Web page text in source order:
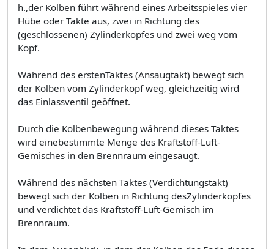
h.,der Kolben führt während eines Arbeitsspieles vier
Hübe oder Takte aus, zwei in Richtung des
(geschlossenen) Zylinderkopfes und zwei weg vom
Kopf.
Während des erstenTaktes (Ansaugtakt) bewegt sich
der Kolben vom Zylinderkopf weg, gleichzeitig wird
das Einlassventil geöffnet.
Durch die Kolbenbewegung während dieses Taktes
wird einebestimmte Menge des Kraftstoff-Luft-
Gemisches in den Brennraum eingesaugt.
Während des nächsten Taktes (Verdichtungstakt)
bewegt sich der Kolben in Richtung desZylinderkopfes
und verdichtet das Kraftstoff-Luft-Gemisch im
Brennraum.